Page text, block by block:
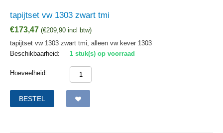
tapijtset vw 1303 zwart tmi
€173,47 (€209,90 incl btw)
tapijtset vw 1303 zwart tmi, alleen vw kever 1303
Beschikbaarheid:
1 stuk(s) op voorraad
Hoeveelheid:
BESTEL